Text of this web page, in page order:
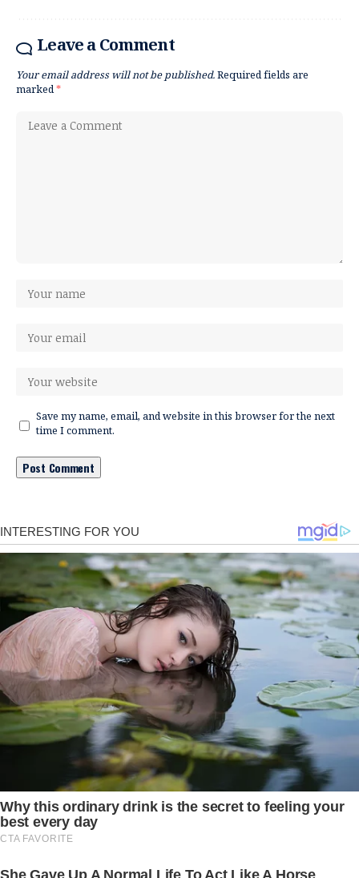
Leave a Comment
Your email address will not be published.Required fields are
marked*
Save my name, email, and website in this browser for the next
time I comment.